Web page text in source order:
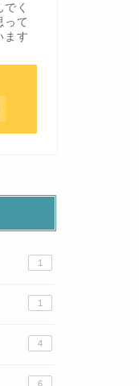
く
って
ます
1
1
4
6